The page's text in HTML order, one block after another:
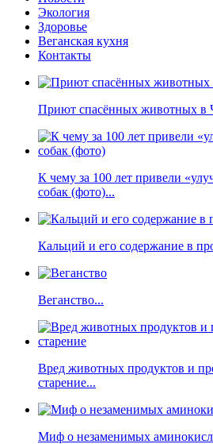
Экология
Здоровье
Веганская кухня
Контакты
Приют спасённых животных в
К чему за 100 лет привели
собак (фото)...
Кальций и его содержание в
Веганство...
Вред животных продуктов и
старение...
Миф о незаменимых